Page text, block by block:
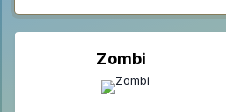
Zombi